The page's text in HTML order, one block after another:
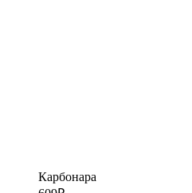
Карбонара